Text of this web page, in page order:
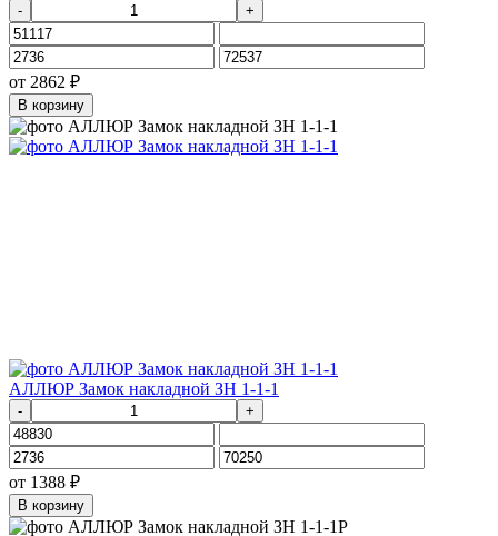
- +
от 2862 ₽
В корзину
АЛЛЮР Замок накладной ЗН 1-1-1
- +
от 1388 ₽
В корзину